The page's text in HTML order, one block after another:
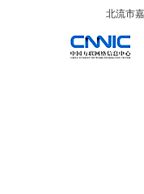
北流市